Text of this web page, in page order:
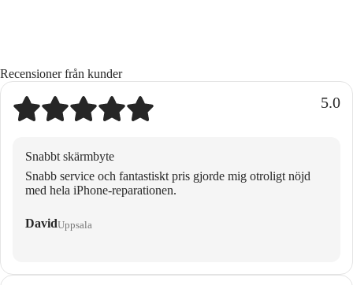
Recensioner från kunder
5.0
Snabbt skärmbyte
Snabb service och fantastiskt pris gjorde mig otroligt nöjd
med hela iPhone-reparationen.
DavidUppsala